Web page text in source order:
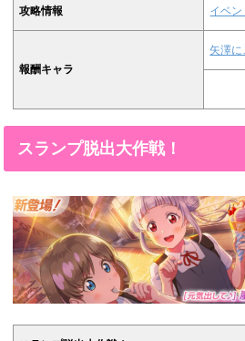
攻略情報 イベ
報酬キャラ
矢澤に
スランプ脱出大作戦！